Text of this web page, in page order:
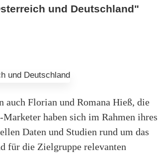
und Deutschland"
Florian und Romana Hieß, die
haben sich im Rahmen ihres
Daten und Studien rund um das
für die Zielgruppe relevanten